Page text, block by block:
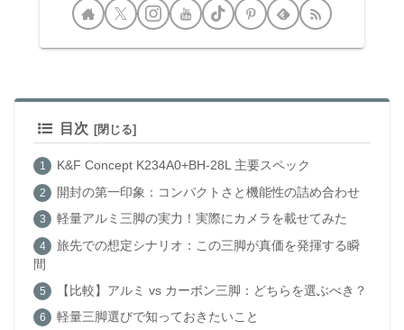
目次
K&F Concept K234A0+BH-28L 主要スペック
開封の第一印象：コンパクトさと機能性の詰め合わせ
軽量アルミ三脚の実力！実際にカメラを載せてみた
旅先での想定シナリオ：この三脚が真価を発揮する瞬
間
【比較】アルミ vs カーボン三脚：どちらを選ぶべき？
軽量三脚選びで知っておきたいこと